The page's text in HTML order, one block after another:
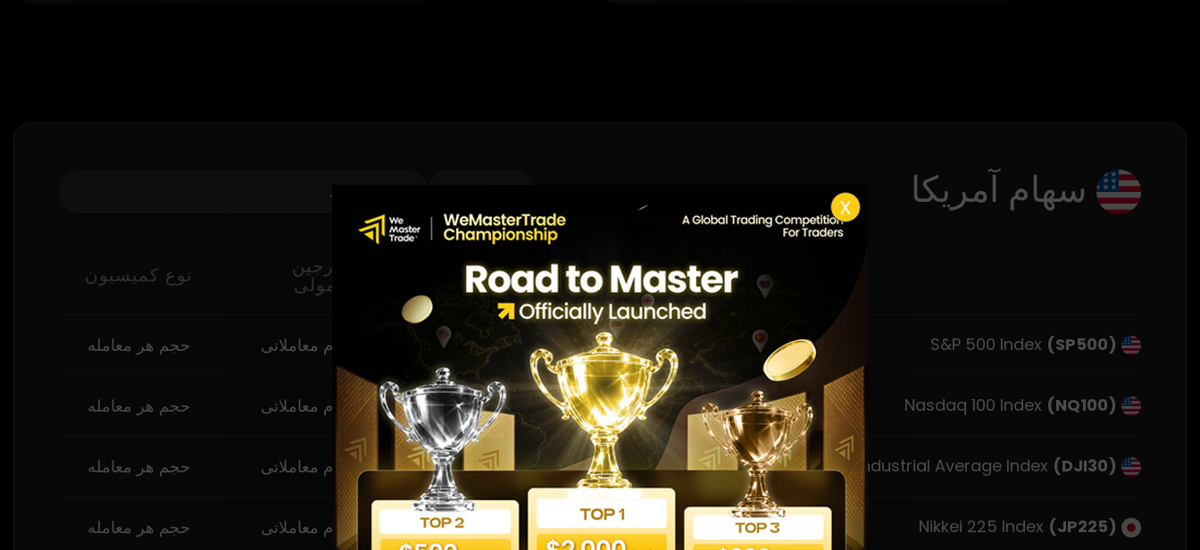
X سهام آمریکا
نمادهای شبیه‌سازی‌شده اندازه
قرارداد
نسبت مارجین
اهرم معمولی نوع کمیسیون
(SP500)
1 جزئیات در پلتفرم معاملاتی حجم هر معامله
(NQ100) جزئیات در پلتفرم معاملاتی حجم هر معامله
(DJI30)
1 جزئیات در پلتفرم معاملاتی حجم هر معامله
(JP225) جزئیات در پلتفرم معاملاتی حجم هر معامله